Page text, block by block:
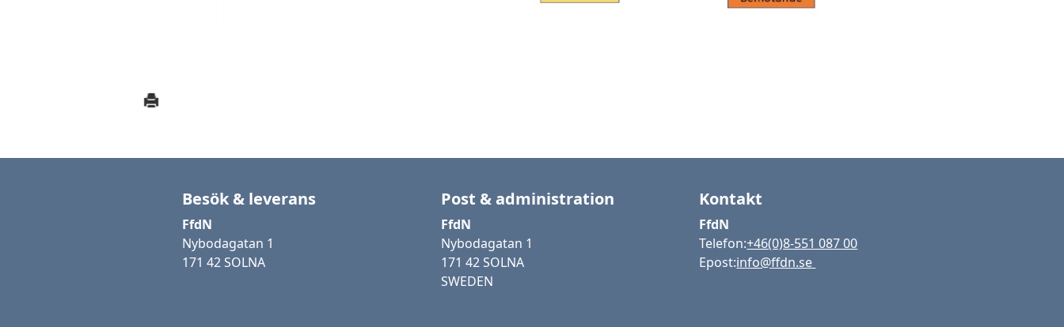
Besök & leverans
FfdN
Nybodagatan 1
171 42 SOLNA
Post & administration
FfdN
Nybodagatan 1
171 42 SOLNA
SWEDEN
Kontakt
FfdN
Telefon:+46(0)8-551 087 00
Epost:info@ffdn.se